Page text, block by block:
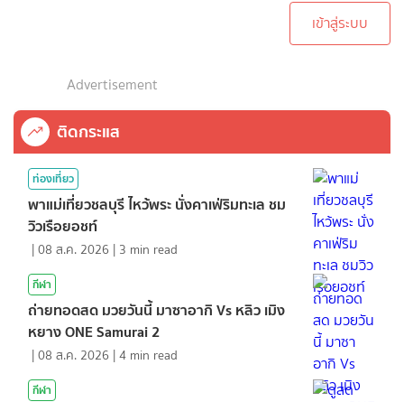
เข้าสู่ระบบ
Advertisement
ติดกระแส
ท่องเที่ยว
พาแม่เที่ยวชลบุรี ไหว้พระ นั่งคาเฟ่ริมทะเล ชม
วิวเรือยอชท์
|08 ส.ค. 2026 | 3 min read
กีฬา
ถ่ายทอดสด มวยวันนี้ มาซาอากิ Vs หลิว เมิง
หยาง ONE Samurai 2
|08 ส.ค. 2026 |4 min read
กีฬา